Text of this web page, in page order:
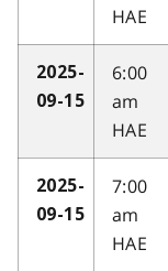
HAE
2025-
09-15
6:00
am
HAE
2025-
09-15
7:00
am
HAE